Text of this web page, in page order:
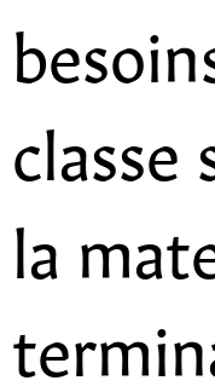
classe
la